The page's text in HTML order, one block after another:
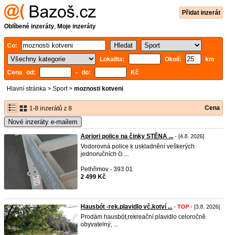
Přidat inzerát
Oblíbené inzeráty, Moje inzeráty
Co:
Lokalita:
Okolí:
km
Cena od:
- do: Kč
Hlavní stránka > Sport> moznosti kotveni
1-8 inzerátů z 8 Cena
Nové inzeráty e-mailem
Apriori police na činky STĚNA ... - [4.8. 2026]
Vodorovná police k uskladnění veškerých
jednoručních či ...
Pelhřimov - 393 01
2 499 Kč
Hausbót -rek.plavidlo vč.kotví ... - TOP - [3.8. 2026]
Prodám hausbót,rekreační plavidlo celoročně
obyvatelný, ...